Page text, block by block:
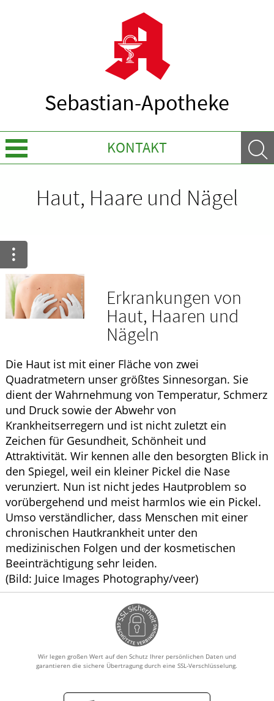
Sebastian-Apotheke
KONTAKT
Ratgeber
Krankheiten & Therapie
ELTERN UND KIND
Haut, Haare und Nägel
Erkrankungen von
Haut, Haaren und
Nägeln
Die Haut ist mit einer Fläche von zwei
Quadratmetern unser größtes Sinnesorgan. Sie
dient der Wahrnehmung von Temperatur, Schmerz
und Druck sowie der Abwehr von
Krankheitserregern und ist nicht zuletzt ein
Zeichen für Gesundheit, Schönheit und
Attraktivität. Wir kennen alle den besorgten Blick in
den Spiegel, weil ein kleiner Pickel die Nase
verunziert. Nun ist nicht jedes Hautproblem so
vorübergehend und meist harmlos wie ein Pickel.
Umso verständlicher, dass Menschen mit einer
chronischen Hautkrankheit unter den
medizinischen Folgen und der kosmetischen
Beeinträchtigung sehr leiden.
(Bild: Juice Images Photography/veer)
Wir legen großen Wert auf den Schutz Ihrer persönlichen Daten und
garantieren die sichere Übertragung durch eine SSL-Verschlüsselung.